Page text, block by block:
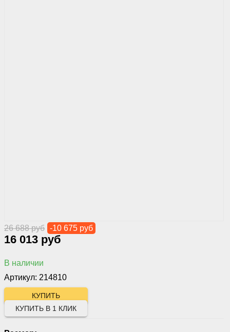
26 688 руб -10 675 руб
16 013 руб
В наличии
Артикул: 214810
КУПИТЬ В 1 КЛИК